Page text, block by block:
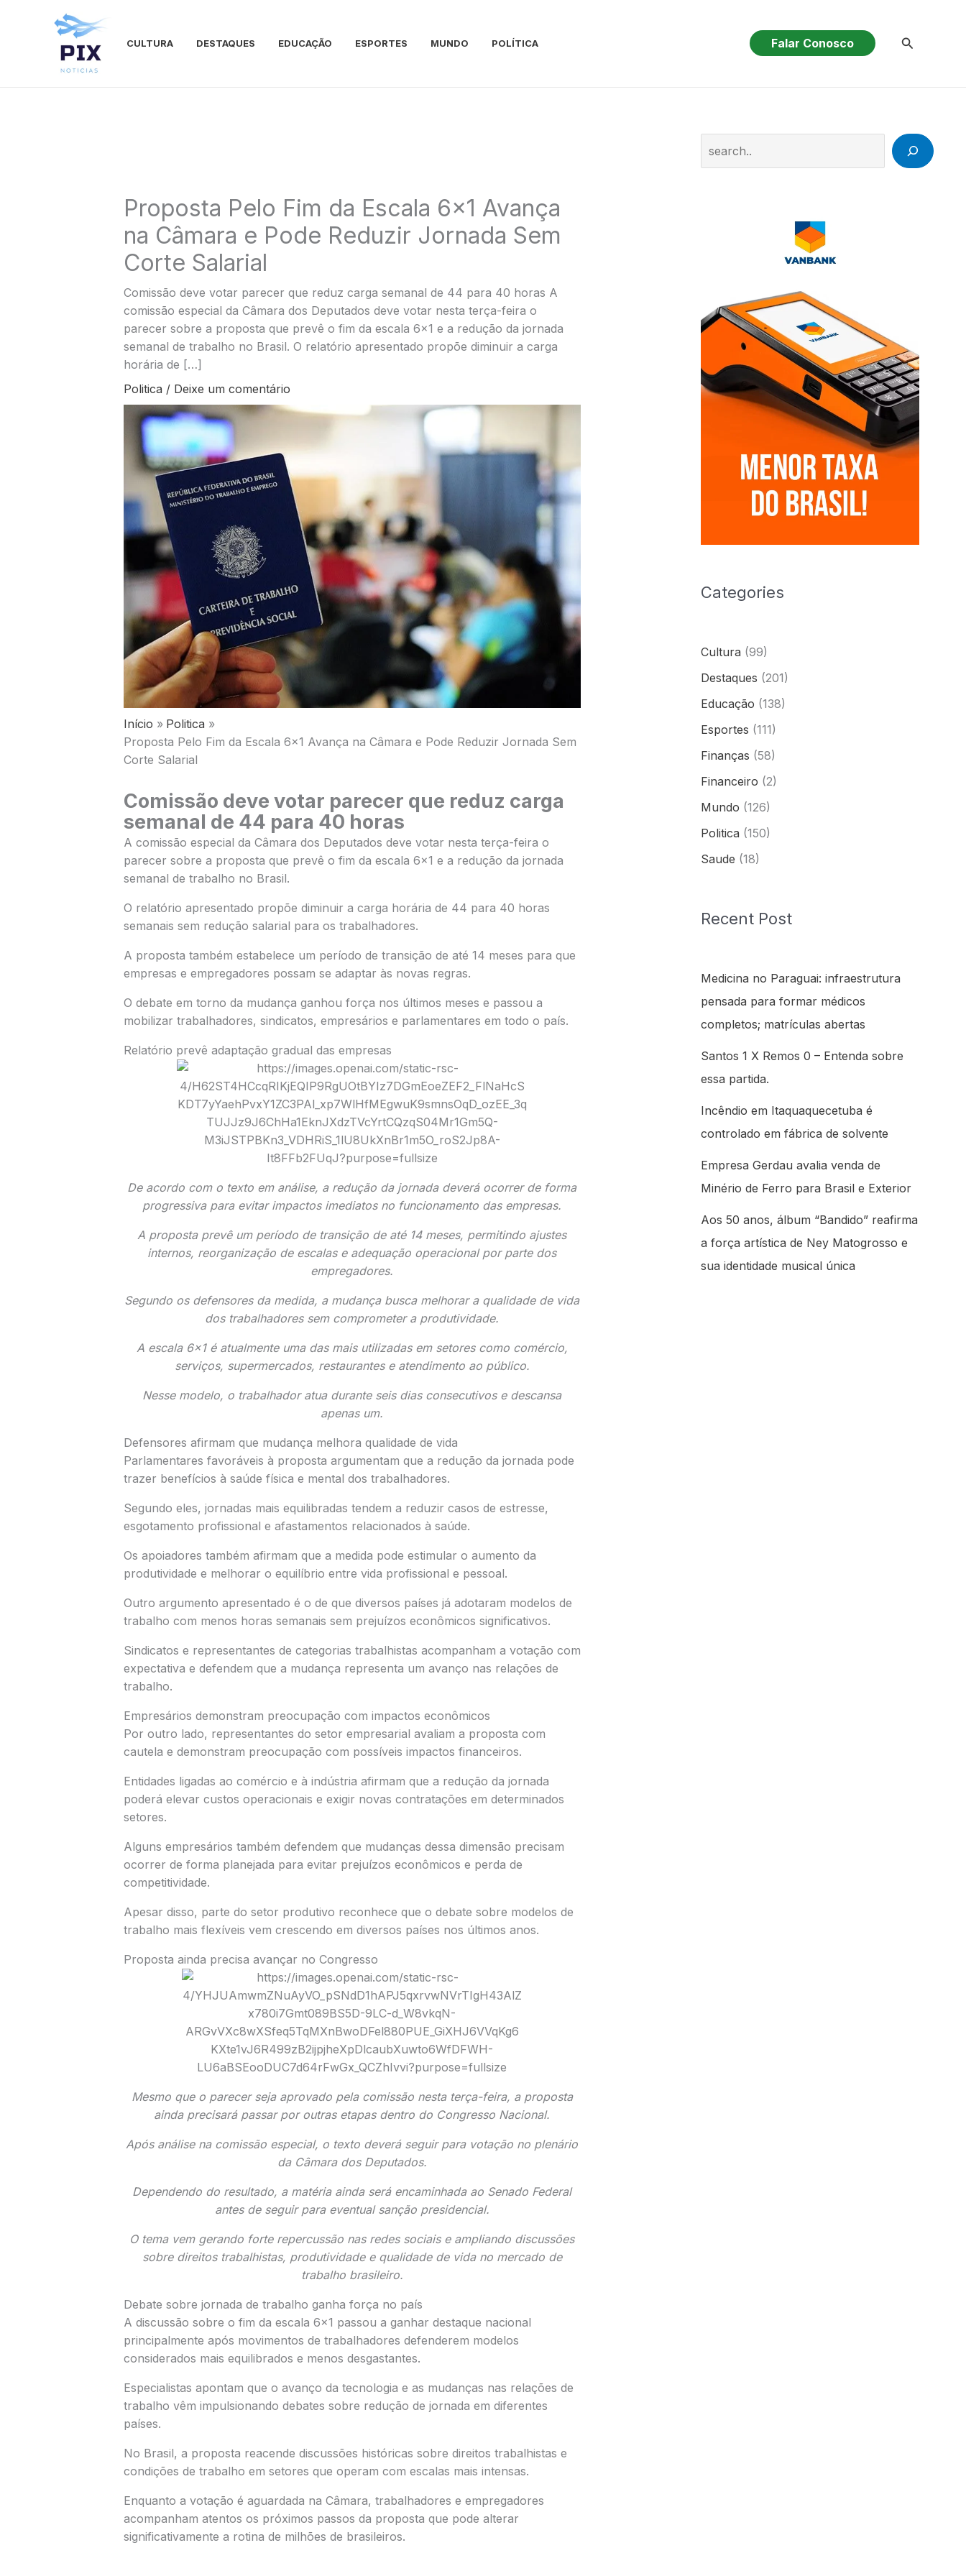
CULTURA DESTAQUES EDUCAÇÃO ESPORTES MUNDO POLÍTICA Falar Conosco Pesquisar
Proposta Pelo Fim da Escala 6×1 Avança
na Câmara e Pode Reduzir Jornada Sem
Corte Salarial
Comissão deve votar parecer que reduz carga semanal de 44 para 40 horas A
comissão especial da Câmara dos Deputados deve votar nesta terça-feira o
parecer sobre a proposta que prevê o fim da escala 6×1 e a redução da jornada
semanal de trabalho no Brasil. O relatório apresentado propõe diminuir a carga
horária de […]
Politica / Deixe um comentário
Início
Politica
Proposta Pelo Fim da Escala 6×1 Avança na Câmara e Pode Reduzir Jornada Sem
Corte Salarial
Comissão deve votar parecer que reduz carga
semanal de 44 para 40 horas
A comissão especial da Câmara dos Deputados deve votar nesta terça-feira o
parecer sobre a proposta que prevê o fim da escala 6×1 e a redução da jornada
semanal de trabalho no Brasil.
O relatório apresentado propõe diminuir a carga horária de 44 para 40 horas
semanais sem redução salarial para os trabalhadores.
A proposta também estabelece um período de transição de até 14 meses para que
empresas e empregadores possam se adaptar às novas regras.
O debate em torno da mudança ganhou força nos últimos meses e passou a
mobilizar trabalhadores, sindicatos, empresários e parlamentares em todo o país.
Relatório prevê adaptação gradual das empresas
De acordo com o texto em análise, a redução da jornada deverá ocorrer de forma
progressiva para evitar impactos imediatos no funcionamento das empresas.
A proposta prevê um período de transição de até 14 meses, permitindo ajustes
internos, reorganização de escalas e adequação operacional por parte dos
empregadores.
Segundo os defensores da medida, a mudança busca melhorar a qualidade de vida
dos trabalhadores sem comprometer a produtividade.
A escala 6×1 é atualmente uma das mais utilizadas em setores como comércio,
serviços, supermercados, restaurantes e atendimento ao público.
Nesse modelo, o trabalhador atua durante seis dias consecutivos e descansa
apenas um.
Defensores afirmam que mudança melhora qualidade de vida
Parlamentares favoráveis à proposta argumentam que a redução da jornada pode
trazer benefícios à saúde física e mental dos trabalhadores.
Segundo eles, jornadas mais equilibradas tendem a reduzir casos de estresse,
esgotamento profissional e afastamentos relacionados à saúde.
Os apoiadores também afirmam que a medida pode estimular o aumento da
produtividade e melhorar o equilíbrio entre vida profissional e pessoal.
Outro argumento apresentado é o de que diversos países já adotaram modelos de
trabalho com menos horas semanais sem prejuízos econômicos significativos.
Sindicatos e representantes de categorias trabalhistas acompanham a votação com
expectativa e defendem que a mudança representa um avanço nas relações de
trabalho.
Empresários demonstram preocupação com impactos econômicos
Por outro lado, representantes do setor empresarial avaliam a proposta com
cautela e demonstram preocupação com possíveis impactos financeiros.
Entidades ligadas ao comércio e à indústria afirmam que a redução da jornada
poderá elevar custos operacionais e exigir novas contratações em determinados
setores.
Alguns empresários também defendem que mudanças dessa dimensão precisam
ocorrer de forma planejada para evitar prejuízos econômicos e perda de
competitividade.
Apesar disso, parte do setor produtivo reconhece que o debate sobre modelos de
trabalho mais flexíveis vem crescendo em diversos países nos últimos anos.
Proposta ainda precisa avançar no Congresso
Mesmo que o parecer seja aprovado pela comissão nesta terça-feira, a proposta
ainda precisará passar por outras etapas dentro do Congresso Nacional.
Após análise na comissão especial, o texto deverá seguir para votação no plenário
da Câmara dos Deputados.
Dependendo do resultado, a matéria ainda será encaminhada ao Senado Federal
antes de seguir para eventual sanção presidencial.
O tema vem gerando forte repercussão nas redes sociais e ampliando discussões
sobre direitos trabalhistas, produtividade e qualidade de vida no mercado de
trabalho brasileiro.
Debate sobre jornada de trabalho ganha força no país
A discussão sobre o fim da escala 6×1 passou a ganhar destaque nacional
principalmente após movimentos de trabalhadores defenderem modelos
considerados mais equilibrados e menos desgastantes.
Especialistas apontam que o avanço da tecnologia e as mudanças nas relações de
trabalho vêm impulsionando debates sobre redução de jornada em diferentes
países.
No Brasil, a proposta reacende discussões históricas sobre direitos trabalhistas e
condições de trabalho em setores que operam com escalas mais intensas.
Enquanto a votação é aguardada na Câmara, trabalhadores e empregadores
acompanham atentos os próximos passos da proposta que pode alterar
significativamente a rotina de milhões de brasileiros.
Categories
Cultura (99)
Destaques (201)
Educação (138)
Esportes (111)
Finanças (58)
Financeiro (2)
Mundo (126)
Politica (150)
Saude (18)
Recent Post
Medicina no Paraguai: infraestrutura
pensada para formar médicos
completos; matrículas abertas
Santos 1 X Remos 0 – Entenda sobre
essa partida.
Incêndio em Itaquaquecetuba é
controlado em fábrica de solvente
Empresa Gerdau avalia venda de
Minério de Ferro para Brasil e Exterior
Aos 50 anos, álbum “Bandido” reafirma
a força artística de Ney Matogrosso e
sua identidade musical única